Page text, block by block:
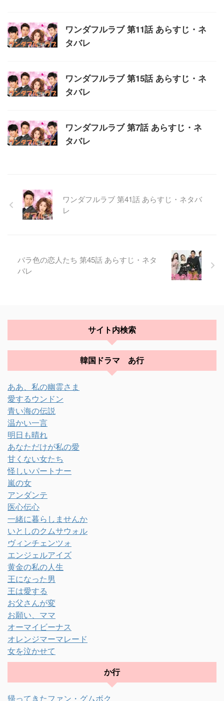
ワンダフルラブ 第11話 あらすじ・ネ
タバレ
ワンダフルラブ 第15話 あらすじ・ネ
タバレ
ワンダフルラブ 第7話 あらすじ・ネ
タバレ
ワンダフルラブ 第41話 あらすじ・ネタバ
レ
バラ色の恋人たち 第45話 あらすじ・ネタ
バレ
サイト内検索
韓国ドラマ あ行
ああ、私の幽霊さま
愛するウンドン
青い海の伝説
温かい一言
明日も晴れ
あなただけが私の愛
甘くない女たち
怪しいパートナー
嵐の女
アンダンテ
医心伝心
一緒に暮らしませんか
いとしのクムサウォル
ヴィンチェンツォ
エンジェルアイズ
黄金の私の人生
王になった男
王は愛する
お父さんが変
お願い、ママ
オーマイビーナス
オレンジマーマレード
女を泣かせて
か行
帰ってきたファン・グムボク